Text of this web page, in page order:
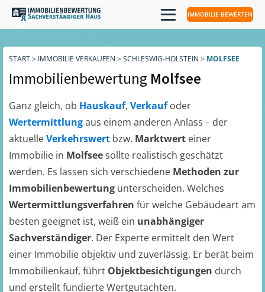
IMMOBILIE BEWERTEN
START> IMMOBILIE VERKAUFEN > SCHLESWIG-HOLSTEIN > MOLFSEE
Immobilienbewertung Molfsee
Ganz gleich, ob Hauskauf, Verkaufoder
Wertermittlungaus einem anderen Anlass – der
aktuelleVerkehrswert bzw. Marktwert einer
Immobilie in Molfseesollte realistisch geschätzt
werden. Es lassen sich verschiedene Methoden zur
Immobilienbewertung unterscheiden. Welches
Wertermittlungsverfahren für welche Gebäudeart am
besten geeignet ist, weiß ein unabhängiger
Sachverständiger. Der Experte ermittelt den Wert
einer Immobilie objektiv und zuverlässig. Er berät beim
Immobilienkauf, führt Objektbesichtigungen durch
und erstellt fundierte Wertgutachten.